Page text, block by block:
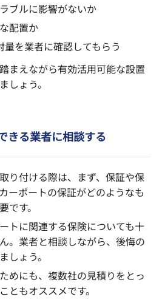
ブルに影響がないか
配置か
量を業者に確認してもらう
まえながら有効活用可能な設置
しょう。
きる業者に相談する
り付ける際は、まず、保証や保
ーポートの保証がどのようなも
です。
トに関連する保険についても十
。業者と相談しながら、後悔の
しょう。
めにも、複数社の見積りをとっ
ともオススメです。